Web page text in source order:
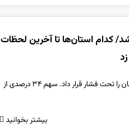
به شایع‌ترین بیماری ۱۴۰۴ تبدیل شد/ کدام استان‌ها تا آخرین لحظات
سال گذشته با موج‌های نگران‌کننده «آنفلوانزا» همراه بود و در مقاطعی نظام درمان را تحت فشار قرار داد. سهم ۳۴ درصدی از
بیشتر بخوانید